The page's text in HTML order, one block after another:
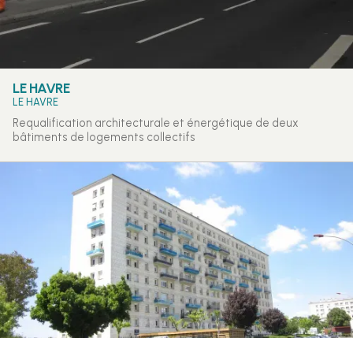
LE HAVRE
LE HAVRE
Requalification architecturale et énergétique de deux
bâtiments de logements collectifs